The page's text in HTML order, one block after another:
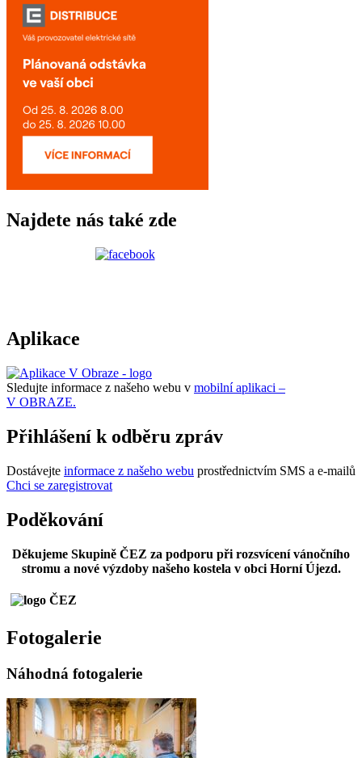
Najdete nás také zde
Aplikace
Sledujte informace z našeho webu v mobilní aplikaci –
V OBRAZE.
Přihlášení k odběru zpráv
Dostávejte informace z našeho webu prostřednictvím SMS a e-mailů
Chci se zaregistrovat
Poděkování
Děkujeme Skupině ČEZ za podporu při rozsvícení vánočního
stromu a nové výzdoby našeho kostela v obci Horní Újezd.
Fotogalerie
Náhodná fotogalerie